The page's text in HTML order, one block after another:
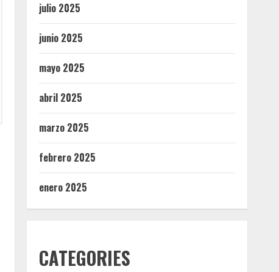
julio 2025
junio 2025
mayo 2025
abril 2025
marzo 2025
febrero 2025
enero 2025
CATEGORIES